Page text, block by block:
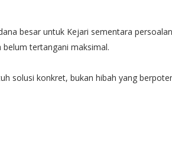
besar untuk Kejari sementara
tertangani maksimal.
solusi konkret, bukan hibah yang